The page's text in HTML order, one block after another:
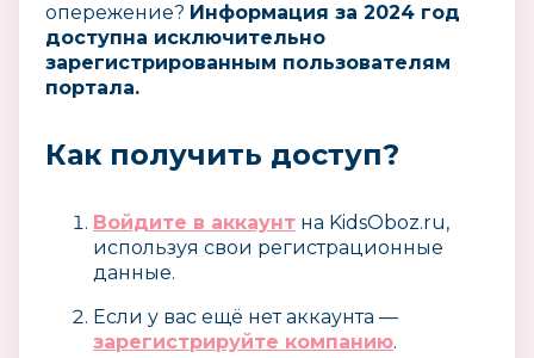
опережение? Информация за 2024 год
доступна исключительно
зарегистрированным пользователям
портала.
Как получить доступ?
Войдите в аккаунт на KidsOboz.ru,
используя свои регистрационные
данные.
Если у вас ещё нет аккаунта —
зарегистрируйте компанию.